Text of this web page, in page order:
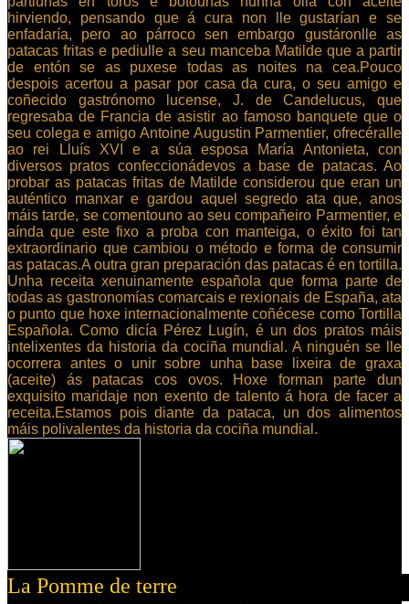
hirviendo, pensando que á cura non lle gustarían e se
enfadaría, pero ao párroco sen embargo gustáronlle as
patacas fritas e pediulle a seu manceba Matilde que a partir
de entón se as puxese todas as noites na cea.Pouco
despois acertou a pasar por casa da cura, o seu amigo e
coñecido gastrónomo lucense, J. de Candelucus, que
regresaba de Francia de asistir ao famoso banquete que o
seu colega e amigo Antoine Augustin Parmentier, ofrecéralle
ao rei Lluís XVI e a súa esposa María Antonieta, con
diversos pratos confeccionádevos a base de patacas. Ao
probar as patacas fritas de Matilde considerou que eran un
auténtico manxar e gardou aquel segredo ata que, anos
máis tarde, se comentouno ao seu compañeiro Parmentier, e
aínda que este fixo a proba con manteiga, o éxito foi tan
extraordinario que cambiou o método e forma de consumir
as patacas.A outra gran preparación das patacas é en tortilla.
Unha receita xenuinamente española que forma parte de
todas as gastronomías comarcais e rexionais de España, ata
o punto que hoxe internacionalmente coñécese como Tortilla
Española. Como dicía Pérez Lugín, é un dos pratos máis
intelixentes da historia da cociña mundial. A ninguén se lle
ocorrera antes o unir sobre unha base lixeira de graxa
(aceite) ás patacas cos ovos. Hoxe forman parte dun
exquisito maridaje non exento de talento á hora de facer a
receita.Estamos pois diante da pataca, un dos alimentos
máis polivalentes da historia da cociña mundial.
terre